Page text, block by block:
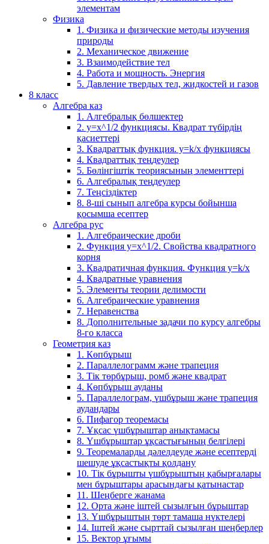
элементам
Физика
1. Физика и физические методы изучения
природы
2. Механическое движение
3. Взаимодействие тел
4. Работа и мощность. Энергия
5. Давление твердых тел, жидкостей и газов
8 класс
Алгебра каз
1. Алгебралық бөлшектер
2. у=х^1/2 функциясы. Квадрат түбірдің
қасиеттері
3. Квадраттық функция. у=k/x функциясы
4. Квадраттық теңдеулер
5. Бөлінгіштік теориясының элементтері
6. Алгебралық теңдеулер
7. Теңсіздіктер
8. 8-ші сынып алгебра курсы бойынша
қосымша есептер
Алгебра рус
1. Алгебраические дроби
2. Функция y=x^1/2. Свойства квадратного
корня
3. Квадратичная функция. Функция у=k/x
4. Квадратные уравнения
5. Элементы теории делимости
6. Алгебраические уравнения
7. Неравенства
8. Дополнительные задачи по курсу алгебры
8-го класса
Геометрия каз
1. Көпбұрыш
2. Параллелограмм және трапеция
3. Тік төрбұрыш, ромб және квадрат
4. Көпбұрыш ауданы
5. Параллелограм, үшбұрыш және трапеция
аудандары
6. Пифагор теоремасы
7. Ұқсас үшбұрыштар анықтамасы
8. Үшбұрыштар ұқсастығының белгілері
9. Теоремаларды дәлелдеуде және есептерді
шешуде ұқсастықты қолдану
10. Тік бұрышты үшбұрыштың қабырғалары
мен бұрыштары арасындағы қатынастар
11. Шеңберге жанама
12. Орта және іштей сызылғын бұрыштар
13. Үшбұрыштың төрт тамаша нүктелері
14. Іштей және сырттай сызылған шеңберлер
15. Вектор ұғымы